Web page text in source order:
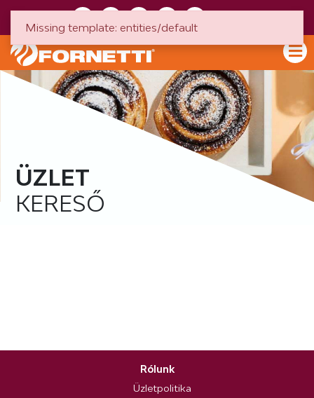
ÜZLET
KERESŐ
Rólunk
Üzletpolitika
Missing template: entities/default